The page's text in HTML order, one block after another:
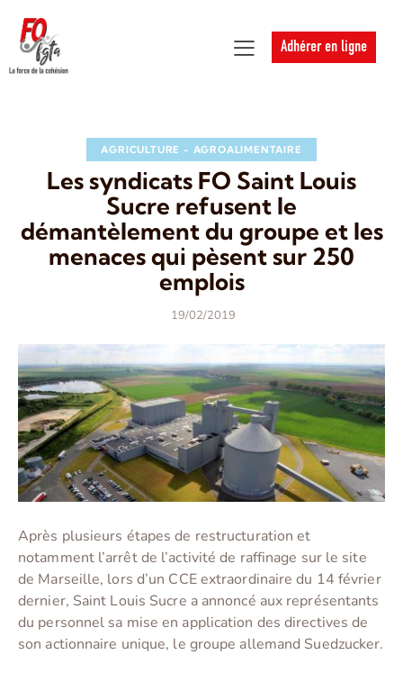
Adhérer en ligne
AGRICULTURE - AGROALIMENTAIRE
Les syndicats FO Saint Louis
Sucre refusent le
démantèlement du groupe et les
menaces qui pèsent sur 250
emplois
19/02/2019
Après plusieurs étapes de restructuration et
notamment l’arrêt de l’activité de raffinage sur le site
de Marseille, lors d’un CCE extraordinaire du 14 février
dernier, Saint Louis Sucre a annoncé aux représentants
du personnel sa mise en application des directives de
son actionnaire unique, le groupe allemand Suedzucker.